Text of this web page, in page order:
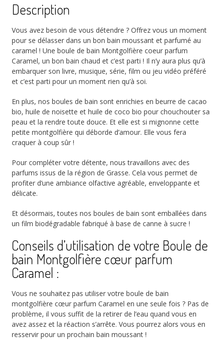
Description
Vous avez besoin de vous détendre ? Offrez vous un moment
pour se délasser dans un bon bain moussant et parfumé au
caramel ! Une boule de bain Montgolfière coeur parfum
Caramel, un bon bain chaud et c’est parti ! Il n’y aura plus qu’à
embarquer son livre, musique, série, film ou jeu vidéo préféré
et c’est parti pour un moment rien qu’à soi.
En plus, nos boules de bain sont enrichies en beurre de cacao
bio, huile de noisette et huile de coco bio pour chouchouter sa
peau et la rendre toute douce. Et elle est si mignonne cette
petite montgolfière qui déborde d’amour. Elle vous fera
craquer à coup sûr !
Pour compléter votre détente, nous travaillons avec des
parfums issus de la région de Grasse. Cela vous permet de
profiter d’une ambiance olfactive agréable, enveloppante et
délicate.
Et désormais, toutes nos boules de bain sont emballées dans
un film biodégradable fabriqué à base de canne à sucre !
Conseils d’utilisation de votre Boule de
bain Montgolfière cœur parfum
Caramel :
Vous ne souhaitez pas utiliser votre boule de bain
montgolfière cœur parfum Caramel en une seule fois ? Pas de
problème, il vous suffit de la retirer de l’eau quand vous en
avez assez et la réaction s’arrête. Vous pourrez alors vous en
resservir pour un prochain bain moussant !